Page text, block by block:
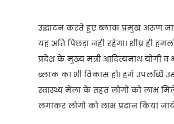
उद्घाटन करते हुए ब्लाक प्रमुख अरूण
यह अति पिछड़ा नही रहेगा। शीघ्र ही
प्रदेश के मुख्य मंत्री आदित्यनाथ योगी
ब्लाक का भी विकास हो। हमे उपलब्धि
स्वास्थ्य मेला के तहत लोगो को लाभ
लगाकर लोगो को लाभ प्रदान किया